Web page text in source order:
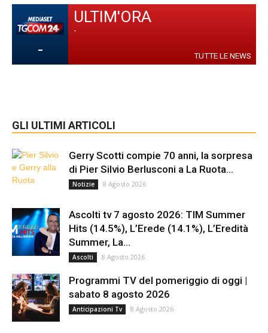
-
ULTIM'ORA
-
TUTTE LE NEWS
GLI ULTIMI ARTICOLI
Gerry Scotti compie 70 anni, la sorpresa
di Pier Silvio Berlusconi a La Ruota...
Notizie 8 Agosto 2026
Ascolti tv 7 agosto 2026: TIM Summer
Hits (14.5%), L’Erede (14.1%), L’Eredità
Summer, La...
Ascolti 8 Agosto 2026
Programmi TV del pomeriggio di oggi |
sabato 8 agosto 2026
Anticipazioni Tv 8 Agosto 2026